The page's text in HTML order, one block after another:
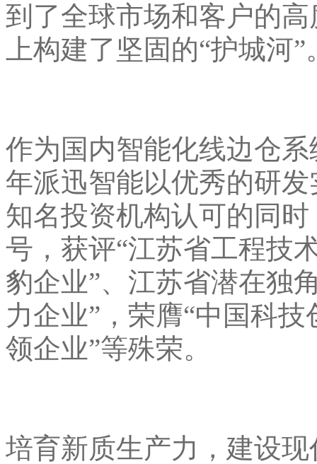
到了全球市场和客户的
上构建了坚固的“护城
作为国内智能化线边仓
年派迅智能以优秀的研
知名投资机构认可的同
号，获评“江苏省工程技
豹企业”、江苏省潜在独
力企业”，荣膺“中国科
领企业”等殊荣。
培育新质生产力，建设